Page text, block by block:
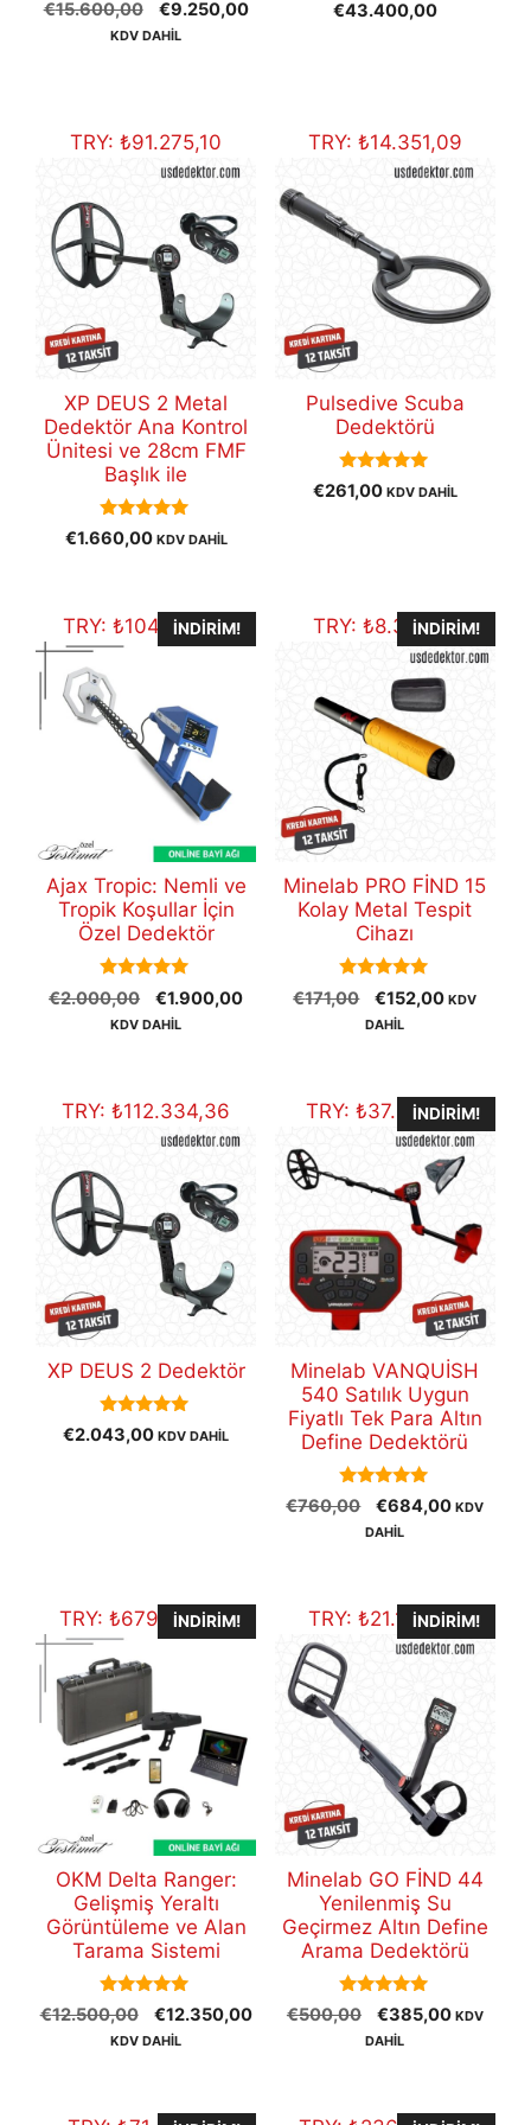
out of 5
€15.600,00
Orijinal
fiyat:
€9.250,00Şu
KDV DAHİL
u
€43.400,00Şu
TRY:₺91.275,10
XP DEUS 2 Metal
Dedektör Ana Kontrol
Ünitesi ve 28cm FMF
Başlık ile
5.00
out of 5
€1.660,00 KDV DAHİL
TRY: ₺14.351,09
Pulsedive Scuba
Dedektörü
5.00
out of 5
€261,00 KDV DAHİL
TRY:₺104.471,50
İNDIRIM!
Ajax Tropic: Nemli ve
Tropik Koşullar İçin
Özel Dedektör
5.00
out of 5
€2.000,00
Orijinal
fiyat:
€1.900,00Şu
KDV DAHİL
TRY:₺8.357,72
İNDIRIM!
Minelab PRO FİND 15
Kolay Metal Tespit
Cihazı
5.00
out of 5
€171,00
Orijinal
fiyat:
€152,00Şu
KDV
DAHİL
TRY:₺112.334,36
XP DEUS 2 Dedektör
5.00
out of 5
€2.043,00 KDV DAHİL
TRY: ₺37.609,74
İNDIRIM!
Minelab VANQUİSH
540 Satılık Uygun
Fiyatlı Tek Para Altın
Define Dedektörü
5.00
out of 5
€760,00
Orijinal
fiyat:
€684,00Şu
KDV
DAHİL
TRY:₺679.064,75
İNDIRIM!
OKM Delta Ranger:
Gelişmiş Yeraltı
Görüntüleme ve Alan
Tarama Sistemi
5.00
out of 5
€12.500,00
Orijinal
fiyat:
€12.350,00Şu
KDV DAHİL
TRY:₺21.169,23
İNDIRIM!
Minelab GO FİND 44
Yenilenmiş Su
Geçirmez Altın Define
Arama Dedektörü
5.00
out of 5
€500,00
Orijinal
fiyat:
€385,00Şu
KDV
DAHİL